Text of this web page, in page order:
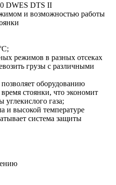
DWES DTS II
и возможностью работы
режимов в разных отсеках
грузы с различными
оборудованию
время стоянки, что экономит
газа;
и высокой температуре
система защиты